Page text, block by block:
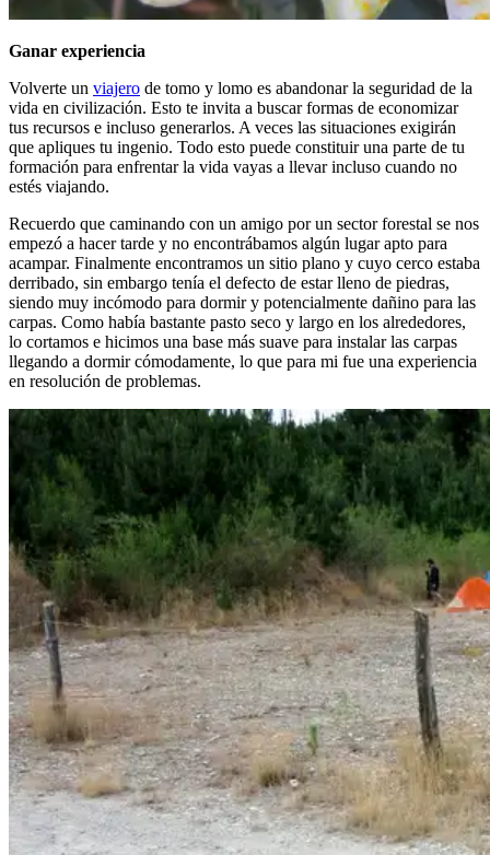
Ganar experiencia
Volverte un viajero de tomo y lomo es abandonar la seguridad de la
vida en civilización. Esto te invita a buscar formas de economizar
tus recursos e incluso generarlos. A veces las situaciones exigirán
que apliques tu ingenio. Todo esto puede constituir una parte de tu
formación para enfrentar la vida vayas a llevar incluso cuando no
estés viajando.
Recuerdo que caminando con un amigo por un sector forestal se nos
empezó a hacer tarde y no encontrábamos algún lugar apto para
acampar. Finalmente encontramos un sitio plano y cuyo cerco estaba
derribado, sin embargo tenía el defecto de estar lleno de piedras,
siendo muy incómodo para dormir y potencialmente dañino para las
carpas. Como había bastante pasto seco y largo en los alrededores,
lo cortamos e hicimos una base más suave para instalar las carpas
llegando a dormir cómodamente, lo que para mi fue una experiencia
en resolución de problemas.